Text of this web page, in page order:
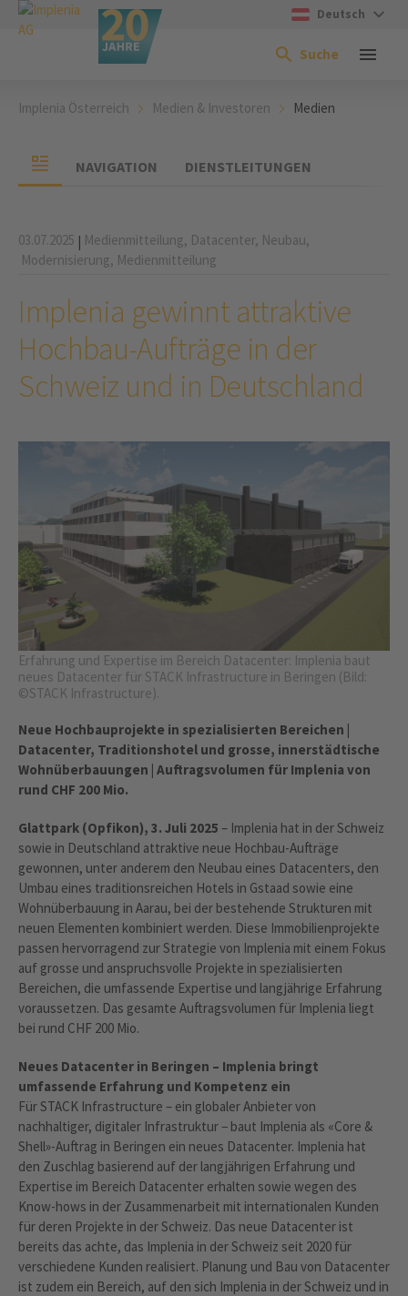
Deutsch
Suche
Implenia Österreich Medien & Investoren Medien
NAVIGATION DIENSTLEITUNGEN
03.07.2025 | Medienmitteilung, Datacenter, Neubau,
Modernisierung, Medienmitteilung
Implenia gewinnt attraktive
Hochbau-Aufträge in der
Schweiz und in Deutschland
Erfahrung und Expertise im Bereich Datacenter: Implenia baut
neues Datacenter für STACK Infrastructure in Beringen (Bild:
©STACK Infrastructure).
Neue Hochbauprojekte in spezialisierten Bereichen |
Datacenter, Traditionshotel und grosse, innerstädtische
Wohnüberbauungen | Auftragsvolumen für Implenia von
rund CHF 200 Mio.
Glattpark (Opfikon), 3. Juli 2025 – Implenia hat in der Schweiz
sowie in Deutschland attraktive neue Hochbau-Aufträge
gewonnen, unter anderem den Neubau eines Datacenters, den
Umbau eines traditionsreichen Hotels in Gstaad sowie eine
Wohnüberbauung in Aarau, bei der bestehende Strukturen mit
neuen Elementen kombiniert werden. Diese Immobilienprojekte
passen hervorragend zur Strategie von Implenia mit einem Fokus
auf grosse und anspruchsvolle Projekte in spezialisierten
Bereichen, die umfassende Expertise und langjährige Erfahrung
voraussetzen. Das gesamte Auftragsvolumen für Implenia liegt
bei rund CHF 200 Mio.
Neues Datacenter in Beringen – Implenia bringt
umfassende Erfahrung und Kompetenz ein
Für STACK Infrastructure – ein globaler Anbieter von
nachhaltiger, digitaler Infrastruktur − baut Implenia als «Core &
Shell»-Auftrag in Beringen ein neues Datacenter. Implenia hat
den Zuschlag basierend auf der langjährigen Erfahrung und
Expertise im Bereich Datacenter erhalten sowie wegen des
Know-hows in der Zusammenarbeit mit internationalen Kunden
für deren Projekte in der Schweiz. Das neue Datacenter ist
bereits das achte, das Implenia in der Schweiz seit 2020 für
verschiedene Kunden realisiert. Planung und Bau von Datacenter
ist zudem ein Bereich, auf den sich Implenia in der Schweiz und in